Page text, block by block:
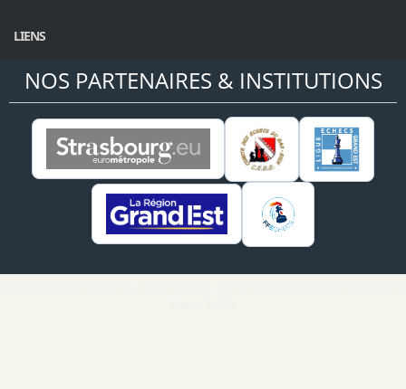
LIENS
NOS PARTENAIRES & INSTITUTIONS